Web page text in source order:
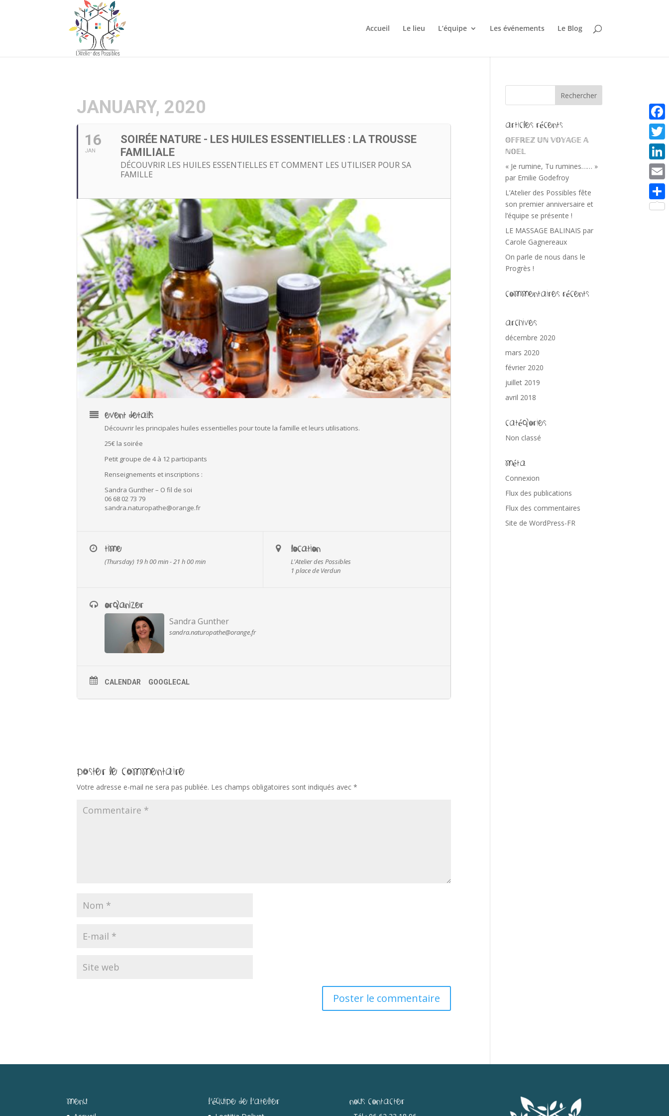
Accueil Le lieu L’équipe Les événements Le Blog
JANUARY, 2020
16
JAN
SOIRÉE NATURE - LES HUILES ESSENTIELLES : LA TROUSSE
FAMILIALE
DÉCOUVRIR LES HUILES ESSENTIELLES ET COMMENT LES UTILISER POUR SA
FAMILLE
EVENT DETAILS
Découvrir les principales huiles essentielles pour toute la famille et leurs utilisations.
25€ la soirée
Petit groupe de 4 à 12 participants
Renseignements et inscriptions :
Sandra Gunther – O fil de soi
06 68 02 73 79
sandra.naturopathe@orange.fr
TIME
(Thursday) 19 h 00 min - 21 h 00 min
LOCATION
L'Atelier des Possibles
1 place de Verdun
ORGANIZER
Sandra Gunther
sandra.naturopathe@orange.fr
CALENDAR GOOGLECAL
Poster le commentaire
Votre adresse e-mail ne sera pas publiée. Les champs obligatoires sont indiqués avec*
Articles récents
𝕆𝔽𝔽ℝ𝔼ℤ 𝕌ℕ 𝕍𝕆𝕐𝔸𝔾𝔼 𝔸
ℕ𝕆𝔼𝕃
« Je rumine, Tu rumines…… »
par Emilie Godefroy
L’Atelier des Possibles fête
son premier anniversaire et
l’équipe se présente !
LE MASSAGE BALINAIS par
Carole Gagnereaux
On parle de nous dans le
Progrès !
Commentaires récents
Archives
décembre 2020
mars 2020
février 2020
juillet 2019
avril 2018
Catégories
Non classé
Méta
Connexion
Flux des publications
Flux des commentaires
Site de WordPress-FR
Menu L’équipe de l’Atelier Nous contacter
Email